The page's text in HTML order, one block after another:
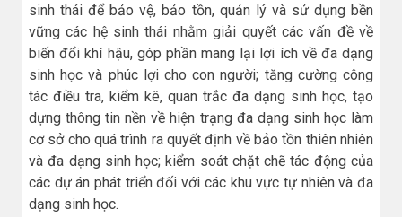
sinh thái để bảo vệ, bảo tồn, quản lý và sử dụng bền
vững các hệ sinh thái nhằm giải quyết các vấn đề về
biến đổi khí hậu, góp phần mang lại lợi ích về đa dạng
sinh học và phúc lợi cho con người; tăng cường công
tác điều tra, kiểm kê, quan trắc đa dạng sinh học, tạo
dựng thông tin nền về hiện trạng đa dạng sinh học làm
cơ sở cho quá trình ra quyết định về bảo tồn thiên nhiên
và đa dạng sinh học; kiểm soát chặt chẽ tác động của
các dự án phát triển đối với các khu vực tự nhiên và đa
dạng sinh học.